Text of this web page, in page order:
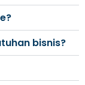
bisnis?